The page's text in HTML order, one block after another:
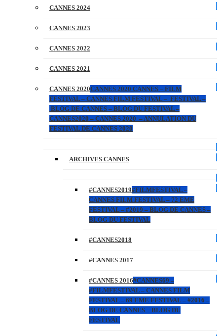
CANNES 2024
CANNES 2023
CANNES 2022
CANNES 2021
CANNES 2020CANNES 2020 CANNES – FILM
FESTIVAL – CANNES FILM FESTIVAL – FESTIVAL –
BLOG DE CANNES – BLOG DU FESTIVAL –
CANNES2020 – CANNES 2020 – ANNULATION DU
FESTIVAL DE CANNES 2020
ARCHIVES CANNES
#CANNES2019#FILMFESTIVAL –
CANNES FILM FESTIVAL – 72 EME
FESTIVAL – #2019 – BLOG DE CANNES –
BLOG DU FESTIVAL
#CANNES2018
#CANNES 2017
#CANNES 2016#CANNES69 –
#FILMFESTIVAL – CANNES FILM
FESTIVAL – 69 EME FESTIVAL – #2016 –
BLOG DE CANNES – BLOG DU
FESTIVAL